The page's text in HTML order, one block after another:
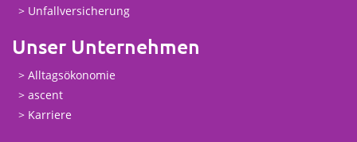
Unfallversicherung
Unser Unternehmen
Alltagsökonomie
ascent
Karriere